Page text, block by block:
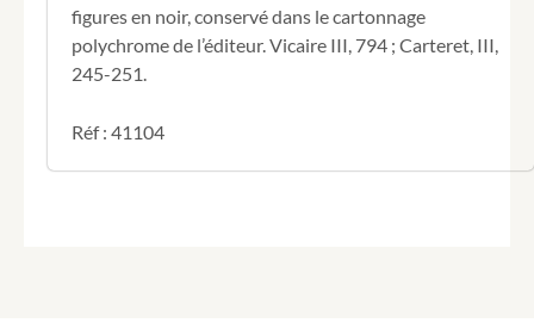
figures en noir, conservé dans le cartonnage
polychrome de l’éditeur. Vicaire III, 794 ; Carteret, III,
245-251.
Réf : 41104